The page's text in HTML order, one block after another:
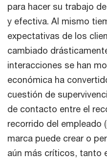
para hacer su trabajo
y efectiva. Al mismo
expectativas de los
cambiado
interacciones se han
económica ha
cuestión de
de contacto entre el
recorrido del empleado
marca puede crear o
aún más críticos, tanto